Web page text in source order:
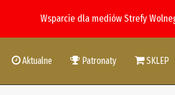
Wsparcie dla mediów Strefy
Aktualne Patronaty SKLEP